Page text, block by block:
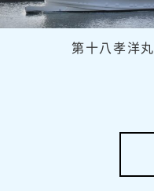
第十八孝洋丸